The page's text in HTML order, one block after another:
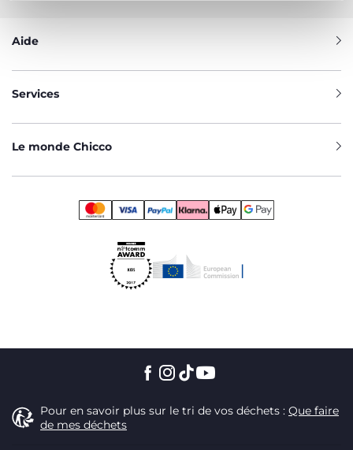
Aide
Services
Le monde Chicco
Pour en savoir plus sur le tri de vos déchets : Que faire
de mes déchets